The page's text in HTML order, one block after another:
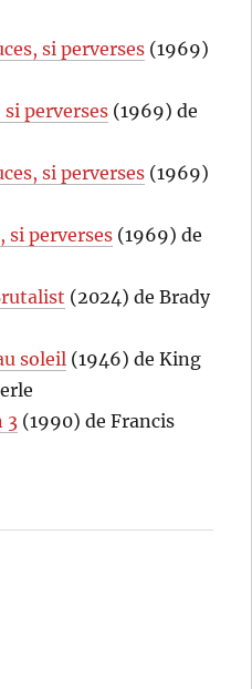
si perverses (1969)
si perverses (1969) de
si perverses (1969)
si perverses (1969) de
(2024) de Brady
soleil (1946) de King
3 (1990) de Francis